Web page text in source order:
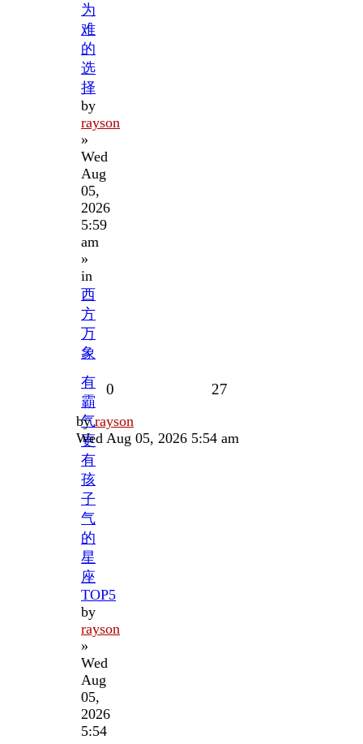
为
难
的
选
择
by
rayson
»
Wed
Aug
05,
2026
5:59
am
»
in
西
方
万
象
有
霸
气
更
有
孩
子
气
的
星
座
TOP5
by
rayson
»
Wed
Aug
05,
2026
5:54
0 27
Last
post
byrayson
Wed Aug 05, 2026 5:54 am